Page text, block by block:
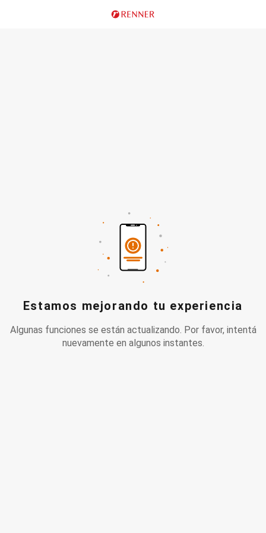
Estamos mejorando tu experiencia
Algunas funciones se están actualizando. Por favor, intentá
nuevamente en algunos instantes.